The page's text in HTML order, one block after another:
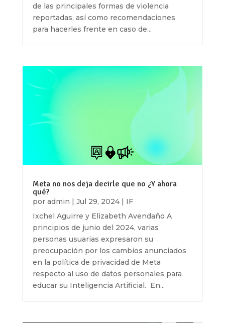
de las principales formas de violencia
reportadas, así como recomendaciones
para hacerles frente en caso de...
Meta no nos deja decirle que no ¿Y ahora
qué?
por admin | Jul 29, 2024| IF
Ixchel Aguirre y Elizabeth Avendaño A
principios de junio del 2024, varias
personas usuarias expresaron su
preocupación por los cambios anunciados
en la política de privacidad de Meta
respecto al uso de datos personales para
educar su Inteligencia Artificial. En...